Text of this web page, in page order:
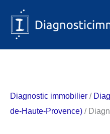
contenu
Diagnostic immobilier /
de-Haute-Provence) /